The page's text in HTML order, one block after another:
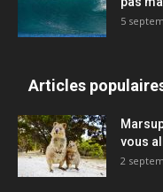
5
Articles
vous
2